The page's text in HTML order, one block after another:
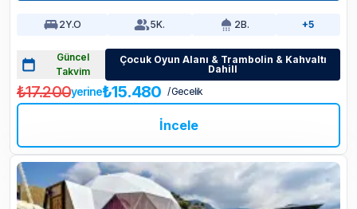
2Y.O 5K. 2B. +5
Güncel
Takvim
Çocuk Oyun Alanı & Trambolin & Kahvaltı
Dahill
₺17.200yerine₺15.480 / Gecelik
İncele